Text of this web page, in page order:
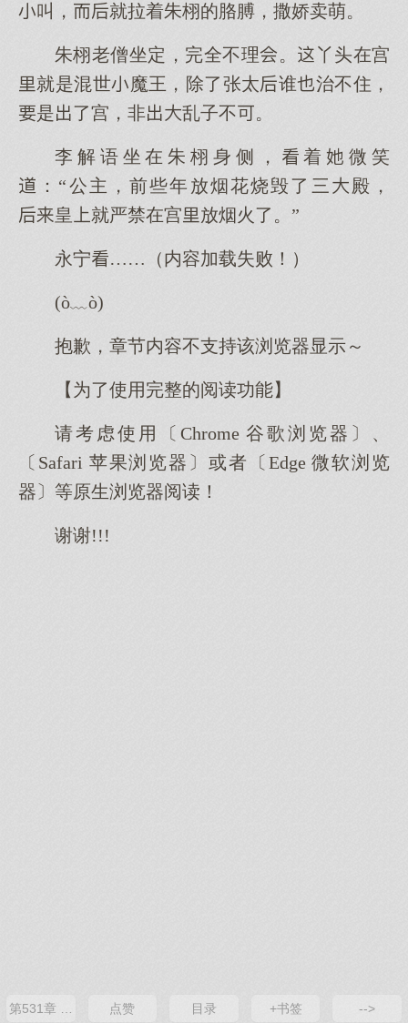
叫，就拉着朱栩的胳膊，撒娇卖萌。
朱栩老僧坐定，完全不理。丫头在宫
就是混世魔王，除了张太谁治不住，
是了宫，非乱子不。
李解语坐在朱栩身侧，着微笑
：“公主，前些年放烟花烧毁了三殿，
皇就严禁在宫放烟火了。”
永宁……（内容加载失败！）
(ò﹏ò)
抱歉，章节内容不支持该浏览器显示～
【为了使用完整的阅读功能】
请考虑使用〔Chrome 谷歌浏览器〕、
〔Safari 苹果浏览器〕或者〔Edge 微软浏览
器〕等原生浏览器阅读！
谢谢!!!
第531章 决意下江南点赞 目录 +书签 -->